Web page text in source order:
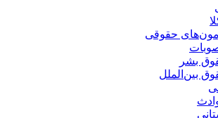
حقوقی
بشر
بین‌الملل